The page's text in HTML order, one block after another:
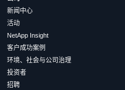
新闻中心
活动
NetApp Insight
客户成功案例
环境、社会与公司治理
投资者
招聘